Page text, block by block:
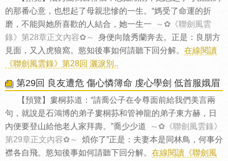
的那番心意，也想起了母親悲慘的一生。“媽受了命運的折
磨，不能與她所喜歡的人結合，她一生一
～✿《聯劍風雲
錄》第28章正文內容✿～
身便向陰秀蘭奔去。正是：良朋方
見面，又入虎狼窩。慾知後事如何請聽下回分解。 在線閱讀
《聯劍風雲錄》第28回 灑淚別..
第29回 良友遭危 傷心憐簿命 虔心學劍 低首服娥眉
【預覽】婁桐荪道：“請喬公子在令尊面前給我們美言兩
句，就說是石鴻博的弟子婁桐荪和管神龍的弟子東方赫，日
內便要登山給他老人家拜壽。”喬少少道
～✿《聯劍風雲錄》
第29章正文內容✿～
煩你了”正是：夫妻本是同林鳥，何事分
襟各自飛。慾知後事如何請聽下回分解。 在線閱讀《聯劍風